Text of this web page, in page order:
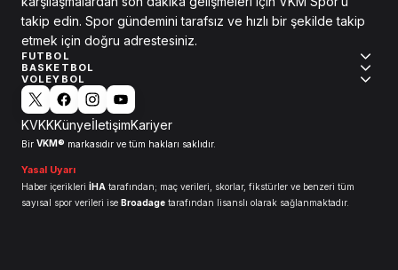
takip edin. Spor gündemini tarafsız ve hızlı bir şekilde takip
etmek için doğru adrestesiniz.
FUTBOL
BASKETBOL
VOLEYBOL
KVKKKünyeİletişimKariyer
Bir VKM® markasıdır ve tüm hakları saklıdır.
Yasal Uyarı
Haber içerikleri İHA tarafından; maç verileri, skorlar, fikstürler ve benzeri tüm
sayısal spor verileri ise Broadage tarafından lisanslı olarak sağlanmaktadır.